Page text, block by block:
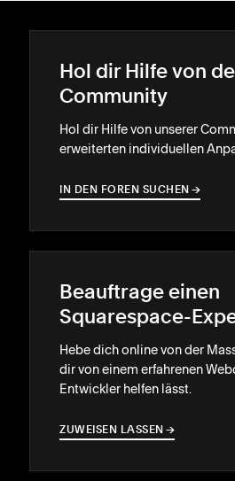
Hol dir Hilfe von
Community
Hol dir Hilfe von unserer
erweiterten individuellen
IN DEN FOREN SUCHEN →
→
Beauftrage einen
Squarespace-
Hebe dich online von der
dir von einem erfahrenen
Entwickler helfen lässt.
ZUWEISEN LASSEN →
→